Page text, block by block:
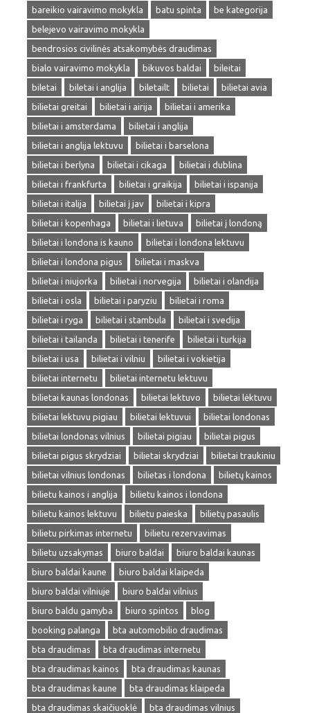
bareikio vairavimo mokykla
batu spinta
be kategorija
belejevo vairavimo mokykla
bendrosios civilinės atsakomybės draudimas
bialo vairavimo mokykla
bikuvos baldai
bileitai
biletai
biletai i anglija biletailt bilietai
bilietai avia
bilietai greitai
bilietai i airija
bilietai i amerika
bilietai i amsterdama
bilietai i anglija
bilietai i anglija lektuvu
bilietai i barselona
bilietai i berlyna
bilietai i cikaga
bilietai i dublina
bilietai i frankfurta
bilietai i graikija
bilietai i ispanija
bilietai i italija
bilietai į jav
bilietai i kipra
bilietai i kopenhaga
bilietai i lietuva
bilietai į londoną
bilietai i londona is kauno
bilietai i londona lektuvu
bilietai i londona pigus
bilietai i maskva
bilietai i niujorka
bilietai i norvegija
bilietai i olandija
bilietai i osla
bilietai i paryziu
bilietai i roma
bilietai i ryga
bilietai i stambula
bilietai i svedija
bilietai i tailanda
bilietai i tenerife
bilietai i turkija
bilietai i usa
bilietai i vilniu
bilietai i vokietija
bilietai internetu
bilietai internetu lektuvu
bilietai kaunas londonas
bilietai lektuvo
bilietai lėktuvu
bilietai lektuvu pigiau
bilietai lektuvui
bilietai londonas
bilietai londonas vilnius
bilietai pigiau
bilietai pigus
bilietai pigus skrydziai
bilietai skrydziai
bilietai traukiniu
bilietai vilnius londonas
bilietas i londona
bilietų kainos
bilietu kainos i anglija
bilietu kainos i londona
bilietu kainos lektuvu
bilietu paieska
bilietų pasaulis
bilietu pirkimas internetu
bilietu rezervavimas
bilietu uzsakymas
biuro baldai
biuro baldai kaunas
biuro baldai kaune
biuro baldai klaipeda
biuro baldai vilniuje
biuro baldai vilnius
biuro baldu gamyba
biuro spintos
blog
booking palanga
bta automobilio draudimas
bta draudimas
bta draudimas internetu
bta draudimas kainos
bta draudimas kaunas
bta draudimas kaune
bta draudimas klaipeda
bta draudimas skaičiuoklė
bta draudimas vilnius